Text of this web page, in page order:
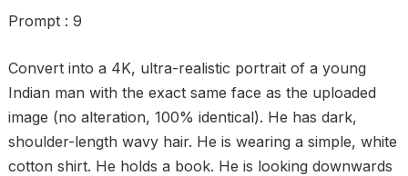
Prompt : 9
Convert into a 4K, ultra-realistic portrait of a young
Indian man with the exact same face as the uploaded
image (no alteration, 100% identical). He has dark,
shoulder-length wavy hair. He is wearing a simple, white
cotton shirt. He holds a book. He is looking downwards